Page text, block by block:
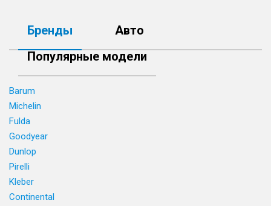
Бренды
Авто
Популярные модели
Barum
Michelin
Fulda
Goodyear
Dunlop
Pirelli
Kleber
Continental